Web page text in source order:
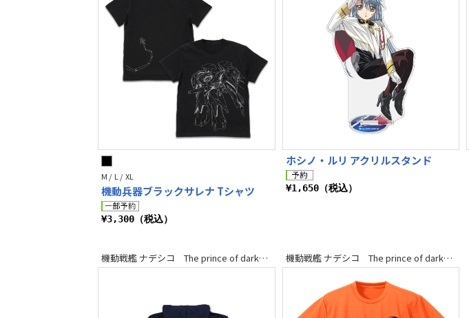
M / L / XL
機動兵器ブラックサレナ Tシャツ
¥3,300（税込）
ホシノ・ルリ アクリルスタンド
¥1,650（税込）
機動戦艦 ナデシコ The prince of darkness 機動戦艦 ナデシコ The prince of darkness